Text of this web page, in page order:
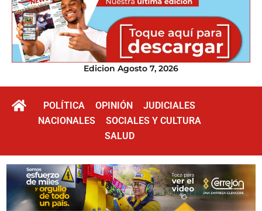
Edicion Agosto 7, 2026
POLÍTICA OPINIÓN
JUDICIALES
NACIONALES
SOCIALES Y CULTURA
SALUD